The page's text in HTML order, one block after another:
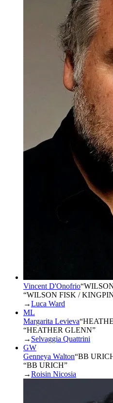
Vincent D'Onofrio“
“WILSON FISK /
→Luca Ward
ML
Margarita Levieva“
“HEATHER GLENN”
→ Selvaggia Quattrini
GW
Genneya Walton“BB
“BB URICH”
→Roisin Nicosia